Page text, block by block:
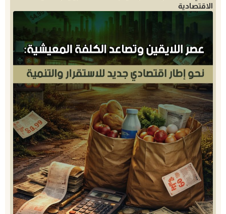
الاقتصادية